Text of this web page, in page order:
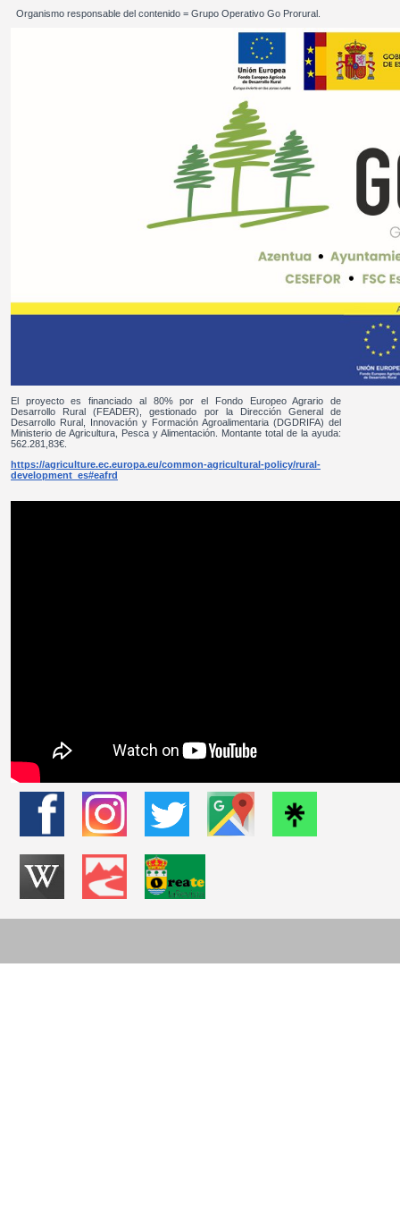
Organismo responsable del contenido = Grupo Operativo Go Prorural.
El proyecto es financiado al 80% por el Fondo Europeo Agrario de
Desarrollo Rural (FEADER), gestionado por la Dirección General de
Desarrollo Rural, Innovación y Formación Agroalimentaria (DGDRIFA) del
Ministerio de Agricultura, Pesca y Alimentación. Montante total de la ayuda:
562.281,83€.
https://agriculture.ec.europa.eu/common-agricultural-policy/rural-
development_es#eafrd